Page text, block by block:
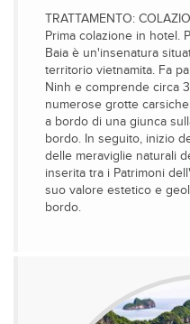
TRATTAMENTO:
Prima colazione in hotel.
Baia è un'insenatura
territorio vietnamita. Fa
Ninh e comprende circa
numerose grotte
a bordo di una giunca
bordo. In seguito, inizio
delle meraviglie naturali
inserita tra i Patrimoni
suo valore estetico e
bordo.